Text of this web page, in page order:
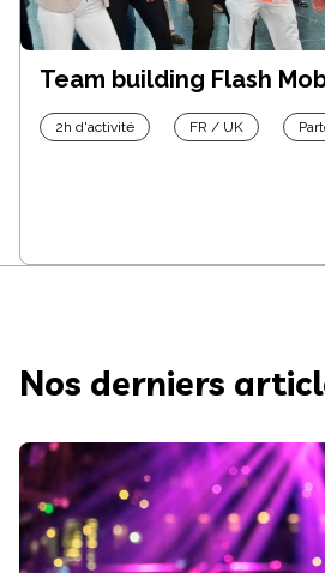
Team building Flash
2h d'activité FR / UK
Nos derniers